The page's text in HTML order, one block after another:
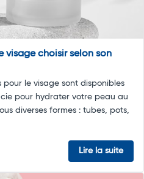
visage choisir selon son
le visage sont disponibles
pour hydrater votre peau au
diverses formes : tubes, pots,
Lire la suite